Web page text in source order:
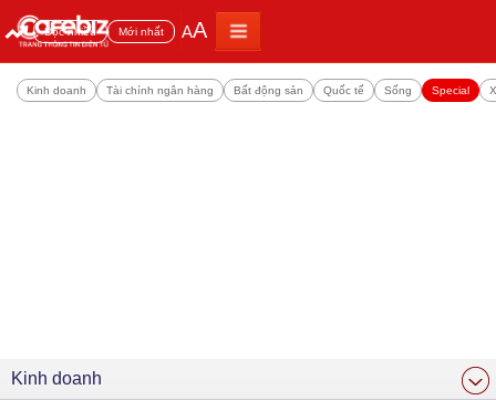
Đọc nhiều Mới nhất AA
Kinh doanh Tài chính ngân hàng Bất động sản Quốc tế Sống Special
Kinh doanh